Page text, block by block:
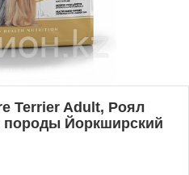
Terrier Adult, Роял
породы Йоркширский